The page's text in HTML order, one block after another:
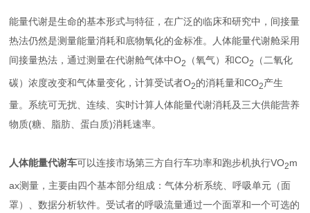
能量代谢是生命的基本形式与特征，在广泛的临床和研究中，间接量
热法仍然是测量能量消耗和底物氧化的金标准。人体能量代谢舱采用
间接量热法，通过测量在代谢舱气体中O2 （氧气）和CO2 （二氧化
碳）浓度改变和气体量变化，计算受试者O2的消耗量和CO2产生
量。系统可无扰、连续、实时计算人体能量代谢消耗及三大供能营养
物质(糖、脂肪、蛋白质)消耗速率。
人体能量代谢车可以连接市场第三方自行车功率和跑步机执行VO2m
ax测量，主要由四个基本部分组成：气体分析系统、呼吸单元（面
罩）、数据分析软件。受试者的呼吸流量通过一个面罩和一个可选的